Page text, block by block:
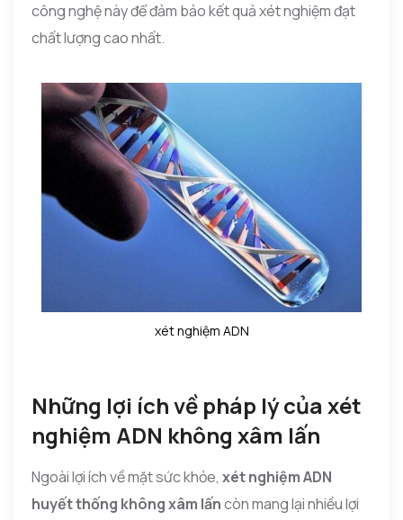
công nghệ này để đảm bảo kết quả xét nghiệm đạt
chất lượng cao nhất.
xét nghiệm ADN
Những lợi ích về pháp lý của xét
nghiệm ADN không xâm lấn
Ngoài lợi ích về mặt sức khỏe, xét nghiệm ADN
huyết thống không xâm lấncòn mang lại nhiều lợi